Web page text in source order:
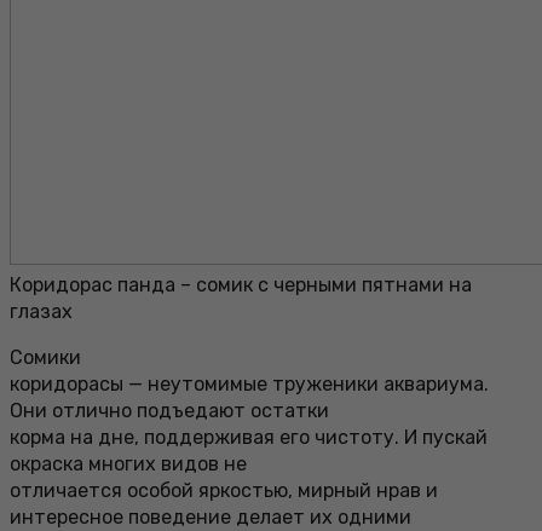
Коридорас панда – сомик с черными пятнами на
глазах
Сомики
коридорасы — неутомимые труженики аквариума.
Они отлично подъедают остатки
корма на дне, поддерживая его чистоту. И пускай
окраска многих видов не
отличается особой яркостью, мирный нрав и
интересное поведение делает их одними